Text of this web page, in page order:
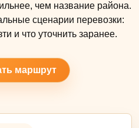
чем название района.
сценарии перевозки:
и что уточнить заранее.
маршрут